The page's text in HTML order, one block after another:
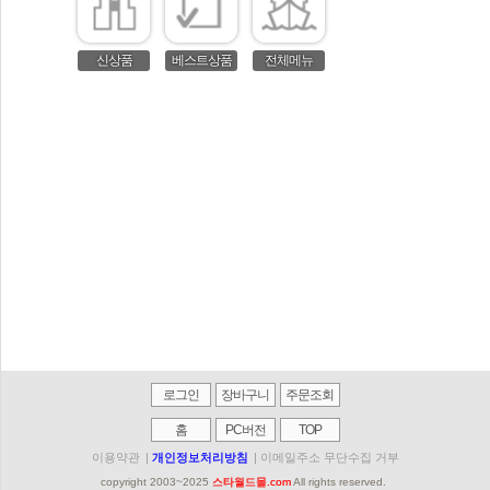
신상품 베스트상품 전체메뉴
로그인 장바구니 주문조회
홈 PC버전 TOP
이용약관 | 개인정보처리방침 | 이메일주소 무단수집 거부
copyright 2003~2025 스타월드몰.comAll rights reserved.